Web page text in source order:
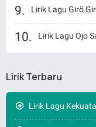
Lirik Lagu Girö
Lirik Lagu Ojo
Lirik Terbaru
Lirik Lagu